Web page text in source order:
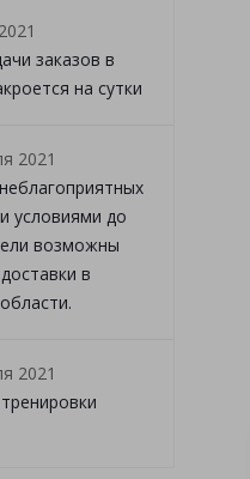
заказов в
на сутки
2021
условиями до
возможны
в
2021